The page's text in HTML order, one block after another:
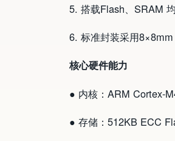
5. 搭载Flash、SRAM
6. 标准封装采用
核心硬件能力
● 内核：ARM Cortex-
● 存储：512KB ECC